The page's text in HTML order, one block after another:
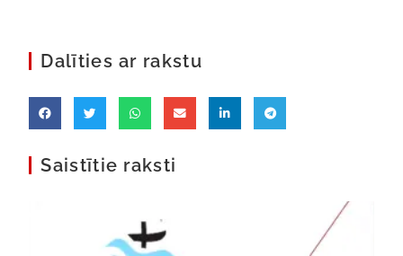
Dalīties ar rakstu
Saistītie raksti